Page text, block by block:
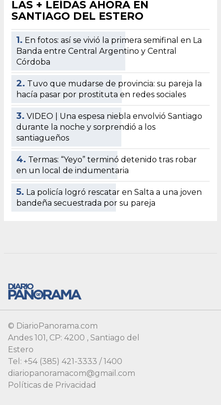
© DiarioPanorama.com
Andes 101, CP: 4200 , Santiago del
Estero
Tel: +54 (385) 421-3333 / 1400
diariopanoramacom@gmail.com
Políticas de Privacidad